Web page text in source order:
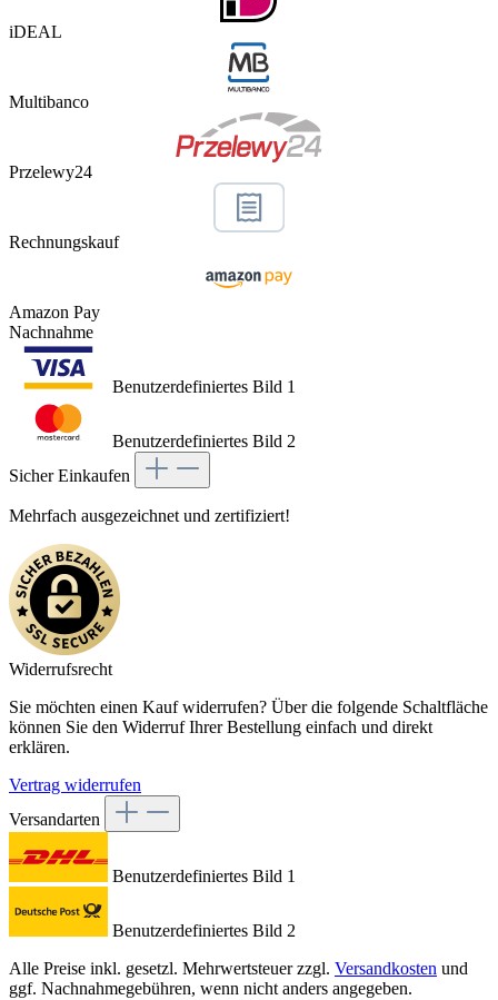
iDEAL
Multibanco
Przelewy24
Rechnungskauf
Amazon Pay
Nachnahme
Benutzerdefiniertes Bild 1
Benutzerdefiniertes Bild 2
Sicher Einkaufen
Mehrfach ausgezeichnet und zertifiziert!
Widerrufsrecht
Sie möchten einen Kauf widerrufen? Über die folgende Schaltfläche
können Sie den Widerruf Ihrer Bestellung einfach und direkt
erklären.
Vertrag widerrufen
Versandarten
Benutzerdefiniertes Bild 1
Benutzerdefiniertes Bild 2
Alle Preise inkl. gesetzl. Mehrwertsteuer zzgl. Versandkosten und
ggf. Nachnahmegebühren, wenn nicht anders angegeben.